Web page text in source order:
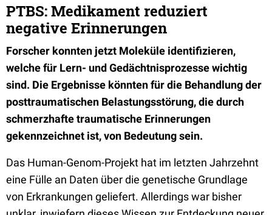
PTBS: Medikament reduziert
negative Erinnerungen
Forscher konnten jetzt Moleküle identifizieren,
welche für Lern- und Gedächtnisprozesse wichtig
sind. Die Ergebnisse könnten für die Behandlung der
posttraumatischen Belastungsstörung, die durch
schmerzhafte traumatische Erinnerungen
gekennzeichnet ist, von Bedeutung sein.
Das Human-Genom-Projekt hat im letzten Jahrzehnt
eine Fülle an Daten über die genetische Grundlage
von Erkrankungen geliefert. Allerdings war bisher